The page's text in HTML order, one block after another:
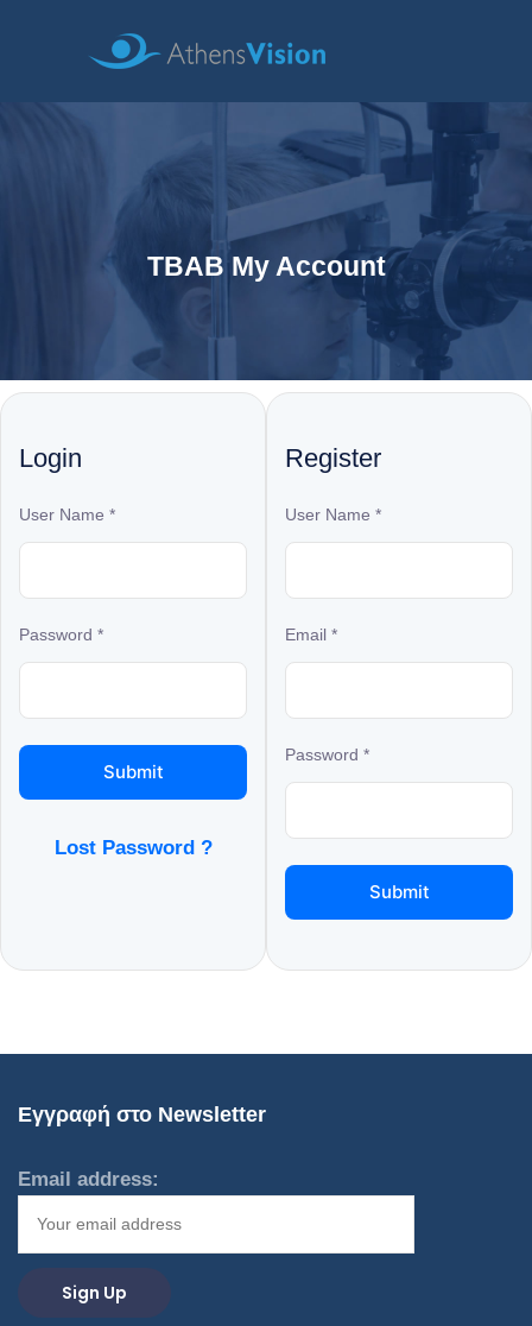
TBAB My Account
Login
User Name *
Password *
Lost Password ?
Register
User Name *
Email *
Password *
Εγγραφή στο Newsletter
Email address: